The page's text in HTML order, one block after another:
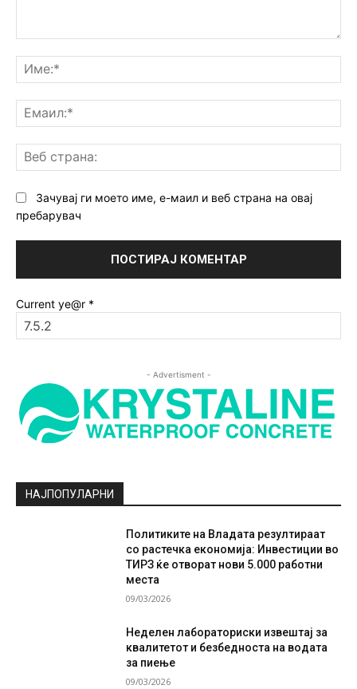
Зачувај ги моето име, е-маил и веб страна на овај
пребарувач
Current ye@r *
- Advertisment -
НАЈПОПУЛАРНИ
Политиките на Владата резултираат
со растечка економија: Инвестиции во
ТИРЗ ќе отворат нови 5.000 работни
места
09/03/2026
Неделен лабораториски извештај за
квалитетот и безбедноста на водата
за пиење
09/03/2026